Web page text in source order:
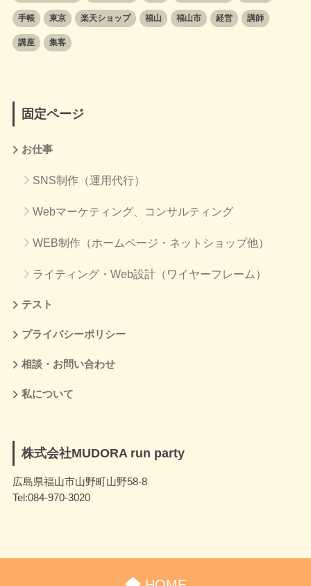
手帳 東京 楽天ショップ 福山 福山市 経営 講師
講座 集客
固定ページ
お仕事
SNS制作（運用代行）
Webマーケティング、コンサルティング
WEB制作（ホームページ・ネットショップ他）
ライティング・Web設計（ワイヤーフレーム）
テスト
プライバシーポリシー
相談・お問い合わせ
私について
株式会社MUDORA run party
広島県福山市山野町山野58-8
Tel:084-970-3020